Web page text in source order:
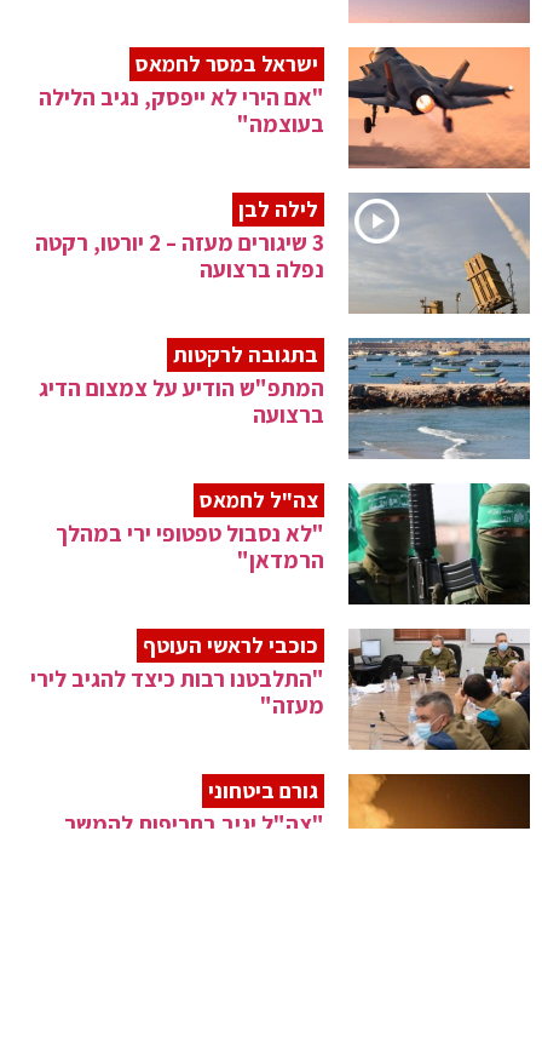
ישראל במסר לחמאס
"אם הירי לא ייפסק, נגיב הלילה
בעוצמה"
לילה לבן
3 שיגורים מעזה – 2 יורטו, רקטה
נפלה ברצועה
בתגובה לרקטות
המתפ"ש הודיע על צמצום הדיג
ברצועה
צה"ל לחמאס
"לא נסבול טפטופי ירי במהלך
הרמדאן"
כוכבי לראשי העוטף
"התלבטנו רבות כיצד להגיב לירי
מעזה"
גורם ביטחוני
"צה"ל יגיב בחריפות להמשך